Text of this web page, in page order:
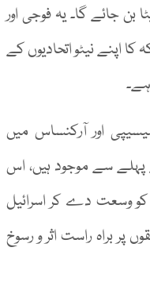
بن جائے گا۔ یہ فوجی اور
اپنے نیٹو اتحادیوں کے
اور آرکنساس میں
پہلے سے موجود ہیں، اس
وسعت دے کر اسرائیل
پر براہ راست اثر و رسوخ